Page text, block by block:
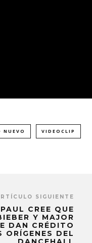
NUEVO VIDEOCLIP
SIGUIENTE
CREE QUE
Y MAJOR
DAN CRÉDITO
ORÍGENES DEL